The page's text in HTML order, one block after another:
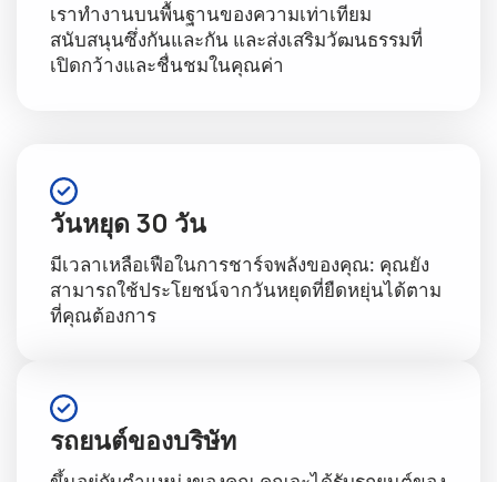
เราทำงานบนพื้นฐานของความเท่าเทียม
สนับสนุนซึ่งกันและกัน และส่งเสริมวัฒนธรรมที่
เปิดกว้างและชื่นชมในคุณค่า
วันหยุด 30 วัน
มีเวลาเหลือเฟือในการชาร์จพลังของคุณ: คุณยัง
สามารถใช้ประโยชน์จากวันหยุดที่ยืดหยุ่นได้ตาม
ที่คุณต้องการ
รถยนต์ของบริษัท